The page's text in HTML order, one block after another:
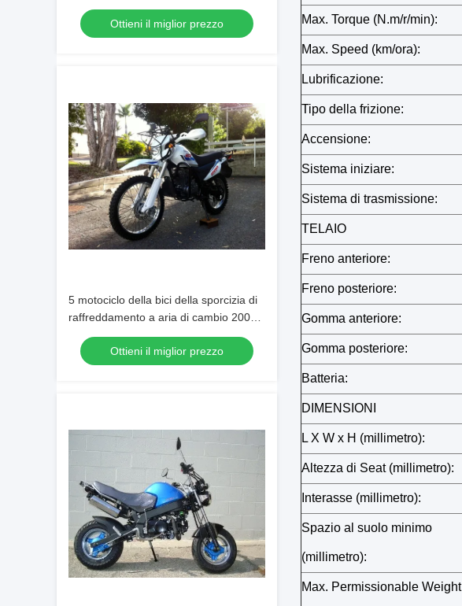
scossa raffreddata
Ottieni il miglior prezzo
5 motociclo della bici della sporcizia di
raffreddamento a aria di cambio 200cc
con la frizione manuale
Ottieni il miglior prezzo
Max. Torque (N.m/r/min):
Max. Speed (km/ora):
Lubrificazione:
Tipo della frizione:
Accensione:
Sistema iniziare:
Sistema di trasmissione:
TELAIO
Freno anteriore:
Freno posteriore:
Gomma anteriore:
Gomma posteriore:
Batteria:
DIMENSIONI
L X W x H (millimetro):
Altezza di Seat (millimetro):
Interasse (millimetro):
Spazio al suolo minimo
(millimetro):
Max. Permissionable Weight